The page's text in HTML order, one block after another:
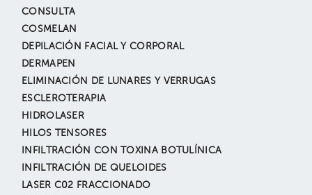
CONSULTA
COSMELAN
DEPILACIÓN FACIAL Y CORPORAL
DERMAPEN
ELIMINACIÓN DE LUNARES Y VERRUGAS
ESCLEROTERAPIA
HIDROLASER
HILOS TENSORES
INFILTRACIÓN CON TOXINA BOTULÍNICA
INFILTRACIÓN DE QUELOIDES
LASER C02 FRACCIONADO